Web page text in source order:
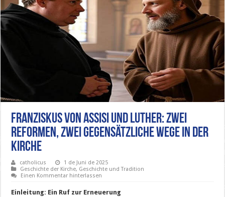
Franziskus von Assisi und Luther: Zwei
Reformen, zwei gegensätzliche Wege in der
Kirche
catholicus
1 de Juni de 2025
Geschichte der Kirche, Geschichte und Tradition
Einen Kommentar hinterlassen
Einleitung: Ein Ruf zur Erneuerung